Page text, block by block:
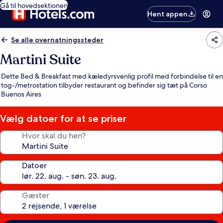
Gå til hovedsektionen
Hent appen
Se alle overnatningssteder
Martini Suite
Dette Bed & Breakfast med kæledyrsvenlig profil med forbindelse til en
tog-/metrostation tilbyder restaurant og befinder sig tæt på Corso
Buenos Aires
Vælg datoer for at se priser
Hvor skal du hen?
Datoer
Gæster